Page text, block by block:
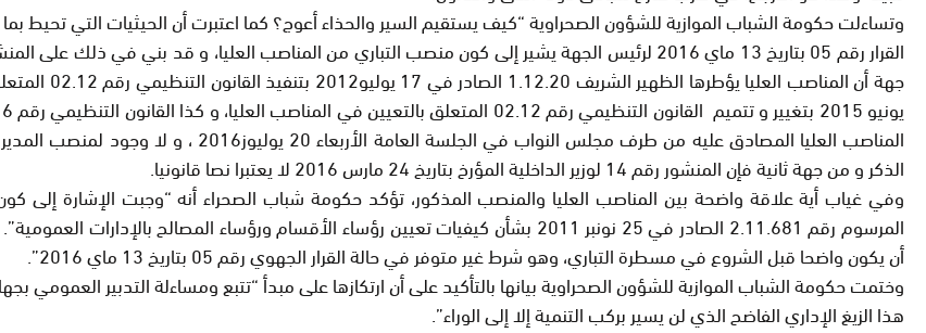
وتساءلت حكومة الشباب الموازية للشؤون الصحراوية “كيف يستقيم السير والحذاء أعوج؟ كما اعتبرت أن الحيثيات التي تحيط
المناصب العليا المصادق عليه من طرف مجلس
الذكر و من جهة ثانية فإن المنشور رقم 14 لوزير الداخلية المؤرخ بتاريخ 24 مارس 2016 لا يعتبرا نصا قانونيا.
وفي غياب أية علاقة واضحة بين المناصب العليا والمنصب المذكور، تؤكد حكومة شباب الصحراء أنه “وجبت الإشارة إلى
المرسوم رقم 2.11.681 الصادر في 25 نونبر 2011 بشأن كيفيات تعيين رؤساء الأقسام ورؤساء
أن يكون واضحا قبل الشروع في مسطرة التباري، وهو شرط غير متوفر في حالة القرار الجهوي رقم 05 بتاريخ 13 ماي 2016”.
وختمت حكومة الشباب الموازية للشؤون الصحراوية بيانها بالتأكيد على أن ارتكازها على مبدأ “تتبع ومساءلة التدبير
هذا الزيغ الإداري الفاضح الذي لن يسير بركب التنمية إلا إلى الوراء”.